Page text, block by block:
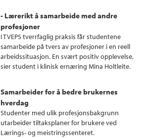
- Lærerikt å samarbeide med andre
profesjoner
I TVEPS tverrfaglig praksis får studentene
samarbeide på tvers av profesjoner i en reell
arbeidssituasjon. En svært positiv opplevelse,
sier student i klinisk ernæring Mina Holtleite.
Samarbeider for å bedre brukernes
hverdag
Studenter med ulik profesjonsbakgrunn
utarbeider tiltaksplaner for brukere ved
Lærings- og meistringssenteret.